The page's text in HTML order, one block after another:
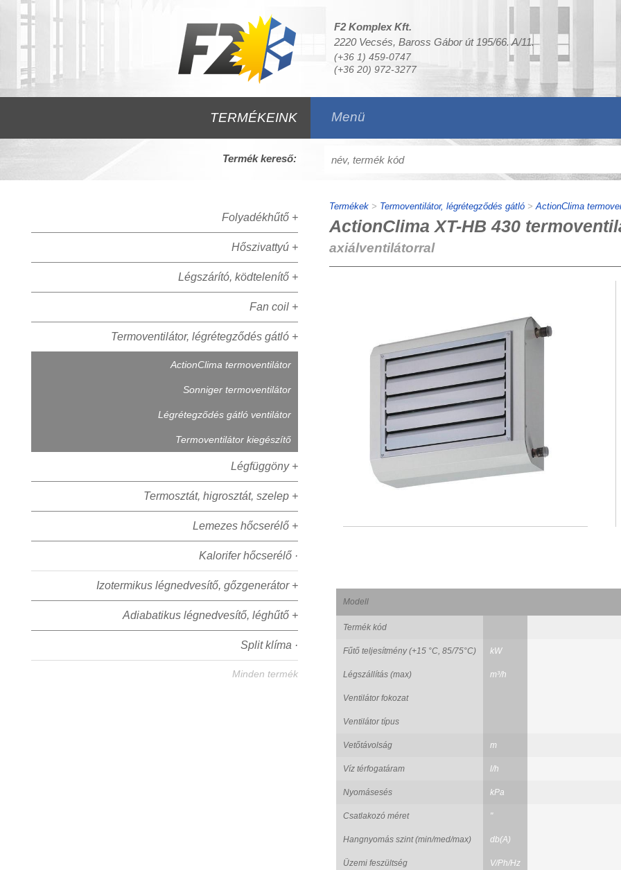
F2 Komplex Kft.
2220 Vecsés, Baross Gábor út 195/66. A/11.
(+36 1) 459-0747
(+36 20) 972-3277
TERMÉKEINK Menü
Termék kereső:
Folyadékhűtő +
Hőszivattyú +
Légszárító, ködtelenítő +
Fan coil +
Termoventilátor, légrétegződés gátló +
ActionClima termoventilátor
Sonniger termoventilátor
Légrétegződés gátló ventilátor
Termoventilátor kiegészítő
Légfüggöny +
Termosztát, higrosztát, szelep +
Lemezes hőcserélő +
Kalorifer hőcserélő ·
Izotermikus légnedvesítő, gőzgenerátor +
Adiabatikus légnedvesítő, léghűtő +
Split klíma ·
Minden termék
Termékek> Termoventilátor, légrétegződés gátló>ActionClima
ActionClima XT-HB 430
axiálventilátorral
Modell
Termék kód
Fűtő teljesítmény (+15 °C, 85/75°C) kW
Légszállítás (max) m³/h
Ventilátor fokozat
Ventilátor típus
Vetőtávolság m
Víz térfogatáram l/h
Nyomásesés kPa
Csatlakozó méret "
Hangnyomás szint (min/med/max) db(A)
Üzemi feszültség V/Ph/Hz